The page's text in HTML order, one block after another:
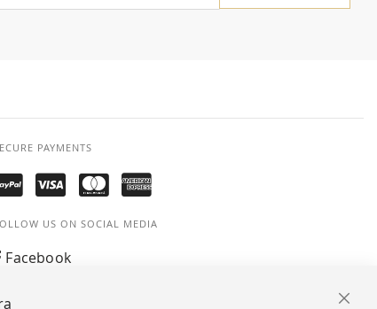
PAYMENTS
US ON SOCIAL MEDIA
Facebook